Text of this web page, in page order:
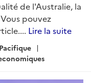
de l'Australie, la
pouvez
Lire la suite
Pacifique